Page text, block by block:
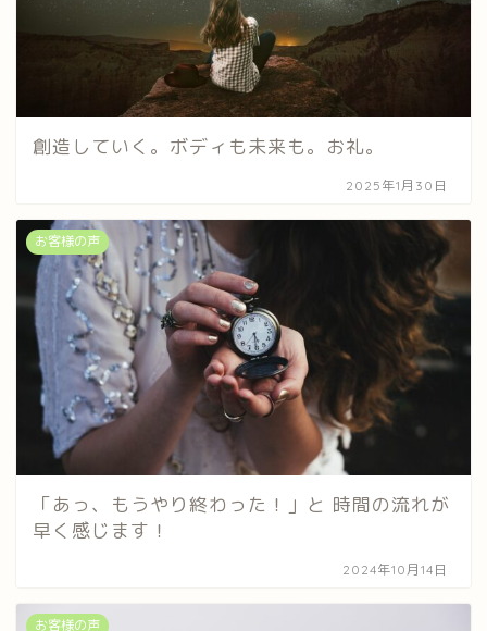
創造していく。ボディも未来も。お礼。
2025年1月30日
お客様の声
「あっ、もうやり終わった！」と 時間の流れが
早く感じます！
2024年10月14日
お客様の声